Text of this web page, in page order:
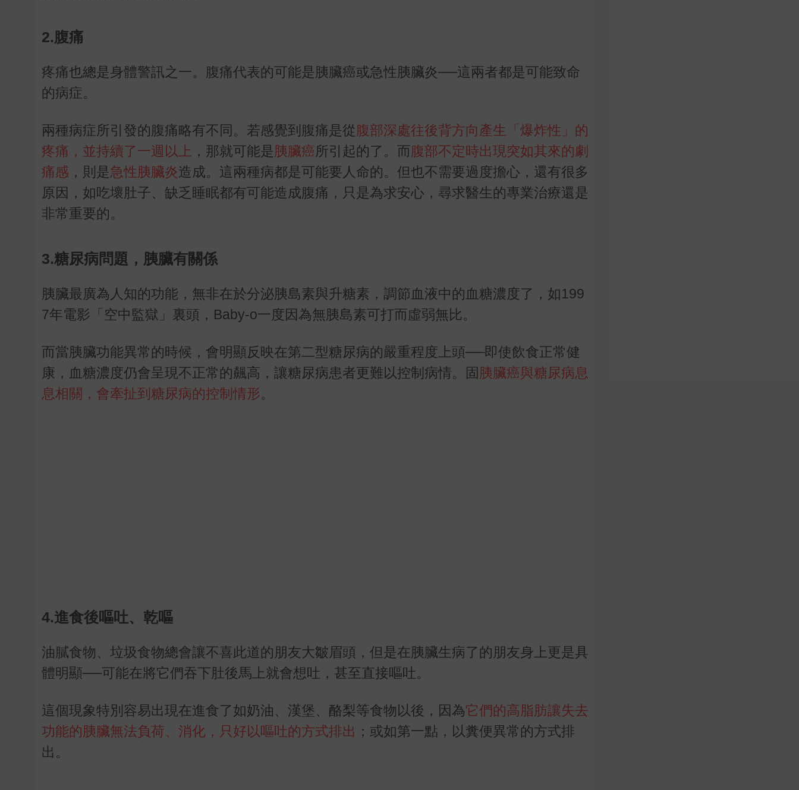
2.腹痛
疼痛也總是身體警訊之一。腹痛代表的可能是胰臟癌或急性胰臟炎──這兩者都是可能致命
的病症。
兩種病症所引發的腹痛略有不同。若感覺到腹痛是從腹部深處往後背方向產生「爆炸性」的
疼痛，並持續了一週以上 ，那就可能是 胰臟癌所引起的了。而腹部不定時出現突如其來的劇
痛感 ，則是急性胰臟炎造成。這兩種病都是可能要人命的。但也不需要過度擔心，還有很多
原因，如吃壞肚子、缺乏睡眠都有可能造成腹痛，只是為求安心，尋求醫生的專業治療還是
非常重要的。
3.糖尿病問題，胰臟有關係
胰臟最廣為人知的功能，無非在於分泌胰島素與升糖素，調節血液中的血糖濃度了，如199
7年電影「空中監獄」裏頭， Baby-o一度因為無胰島素可打而虛弱無比。
而當胰臟功能異常的時候，會明顯反映在第二型糖尿病的嚴重程度上頭──即使飲食正常健
康，血糖濃度仍會呈現不正常的飆高，讓糖尿病患者更難以控制病情。固 胰臟癌與糖尿病息
息相關，會牽扯到糖尿病的控制情形。
4.進食後嘔吐、乾嘔
油膩食物、垃圾食物總會讓不喜此道的朋友大皺眉頭，但是在胰臟生病了的朋友身上更是具
體明顯──可能在將它們吞下肚後馬上就會想吐，甚至直接嘔吐。
這個現象特別容易出現在進食了如奶油、漢堡、酪梨等食物以後，因為它們的高脂肪讓失去
功能的胰臟無法負荷、消化，只好以嘔吐的方式排出 ；或如第一點，以糞便異常的方式排
出。